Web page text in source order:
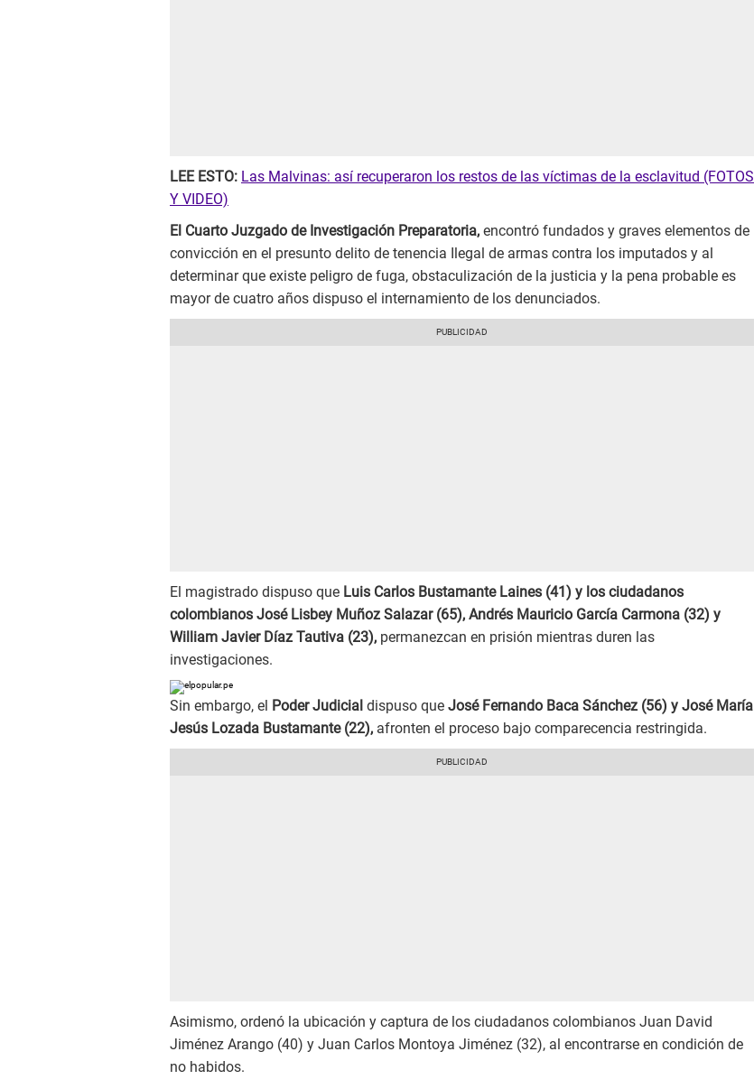
LEE ESTO: Las Malvinas: así recuperaron los restos de las víctimas de la esclavitud (FOTOS
Y VIDEO)
El Cuarto Juzgado de Investigación Preparatoria, encontró fundados y graves elementos de
convicción en el presunto delito de tenencia Ilegal de armas contra los imputados y al
determinar que existe peligro de fuga, obstaculización de la justicia y la pena probable es
mayor de cuatro años dispuso el internamiento de los denunciados.
El magistrado dispuso que Luis Carlos Bustamante Laines (41) y los ciudadanos
colombianos José Lisbey Muñoz Salazar (65), Andrés Mauricio García Carmona (32) y
William Javier Díaz Tautiva (23), permanezcan en prisión mientras duren las
investigaciones.
Sin embargo, el Poder Judicial dispuso que José Fernando Baca Sánchez (56) y José María
Jesús Lozada Bustamante (22), afronten el proceso bajo comparecencia restringida.
Asimismo, ordenó la ubicación y captura de los ciudadanos colombianos Juan David
Jiménez Arango (40) y Juan Carlos Montoya Jiménez (32), al encontrarse en condición de
no habidos.